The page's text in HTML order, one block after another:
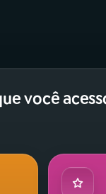
você